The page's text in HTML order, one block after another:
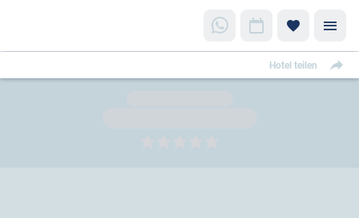
Hotel teilen